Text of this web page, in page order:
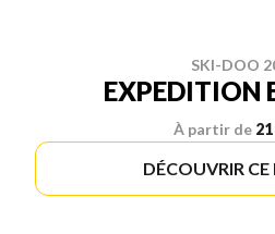
SKI-DOO
EXPEDITION
À partir de
DÉCOUVRIR